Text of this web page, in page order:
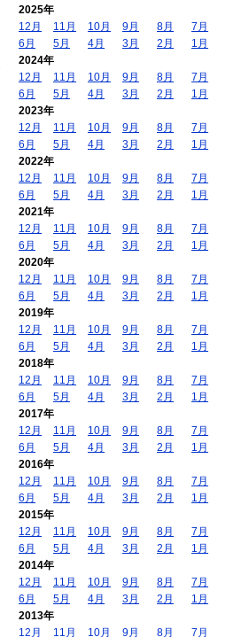
2025年
12月
11月 10月 9月 8月
7月
6月
5月 4月 3月 2月
1月
2024年
12月
11月 10月 9月 8月
7月
6月
5月 4月 3月 2月
1月
2023年
12月
11月 10月 9月 8月
7月
6月
5月 4月 3月 2月
1月
2022年
12月
11月 10月 9月 8月
7月
6月
5月 4月 3月 2月
1月
2021年
12月
11月 10月 9月 8月
7月
6月
5月 4月 3月 2月
1月
2020年
12月
11月 10月 9月 8月
7月
6月
5月 4月 3月 2月
1月
2019年
12月
11月 10月 9月 8月
7月
6月
5月 4月 3月 2月
1月
2018年
12月
11月 10月 9月 8月
7月
6月
5月 4月 3月 2月
1月
2017年
12月
11月 10月 9月 8月
7月
6月
5月 4月 3月 2月
1月
2016年
12月
11月 10月 9月 8月
7月
6月
5月 4月 3月 2月
1月
2015年
12月
11月 10月 9月 8月
7月
6月
5月 4月 3月 2月
1月
2014年
12月
11月 10月 9月 8月
7月
6月
5月 4月 3月 2月
1月
2013年
12月
11月 10月 9月 8月 7月